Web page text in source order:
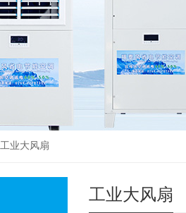
工业大风扇
工业大风扇